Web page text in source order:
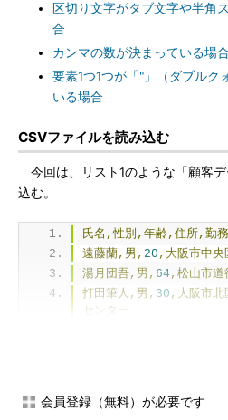
区切り文字がタブ文字や半角
合
カンマの数が決まっている場合
要素1つ1つが「"」（ダブルク
いる場合
CSVファイルを読み込む
今回は、リスト1のような「顧客
込む。
氏名,性別,年齢,住所,勤
遠藤蘭,男, 20 ,大阪市中央
湯月団吾,男, 64 ,松山市道
打田筆人,男, 30 ,大阪市北
センター
投田秀人,男,40,東京都中
会員登録（無料）が必要です